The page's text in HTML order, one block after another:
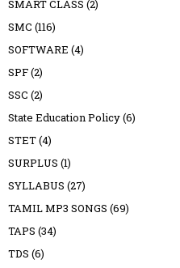
SMART CLASS (2)
SMC (116)
SOFTWARE (4)
SPF(2)
SSC (2)
State Education Policy(6)
STET(4)
SURPLUS (1)
SYLLABUS (27)
TAMIL MP3 SONGS (69)
TAPS (34)
TDS (6)